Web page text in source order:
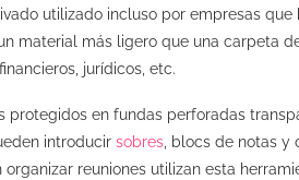
utilizado incluso por empresas que
material más ligero que una carpeta
jurídicos, etc.
protegidos en fundas perforadas
introducir sobres, blocs de notas y
reuniones utilizan esta